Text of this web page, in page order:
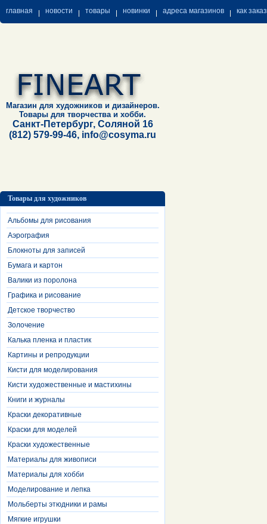
главная новости товары новинки адреса магазинов как
Магазин для художников и дизайнеров.
Товары для творчества и хобби.
Санкт-Петербург, Соляной 16
(812) 579-99-46, info@cosyma.ru
Товары для художников
Альбомы для рисования
Аэрография
Блокноты для записей
Бумага и картон
Валики из поролона
Графика и рисование
Детское творчество
Золочение
Калька пленка и пластик
Картины и репродукции
Кисти для моделирования
Кисти художественные и мастихины
Книги и журналы
Краски декоративные
Краски для моделей
Краски художественные
Материалы для живописи
Материалы для хобби
Моделирование и лепка
Мольберты этюдники и рамы
Мягкие игрушки